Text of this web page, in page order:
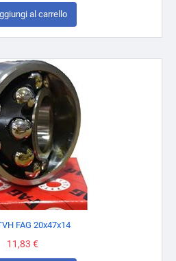
al carrello
FAG 20x47x14
Prezzo
11,83 €